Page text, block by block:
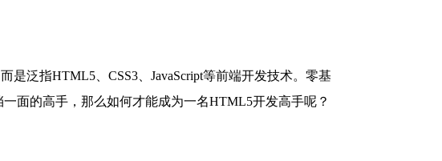
泛指HTML5、CSS3、JavaScript等前端开发技术。零基
面的高手，那么如何才能成为一名HTML5开发高手呢？